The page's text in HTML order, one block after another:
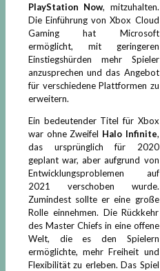
PlayStation Now, mitzuhalten.
Die Einführung von Xbox Cloud
Gaming hat Microsoft
ermöglicht, mit geringeren
Einstiegshürden mehr Spieler
anzusprechen und das Angebot
für verschiedene Plattformen zu
erweitern.
Ein bedeutender Titel für Xbox
war ohne Zweifel Halo Infinite,
das ursprünglich für 2020
geplant war, aber aufgrund von
Entwicklungsproblemen auf
2021 verschoben wurde.
Zumindest sollte er eine große
Rolle einnehmen. Die Rückkehr
des Master Chiefs in eine offene
Welt, die es den Spielern
ermöglichte, mehr Freiheit und
Flexibilität zu erleben. Das Spiel